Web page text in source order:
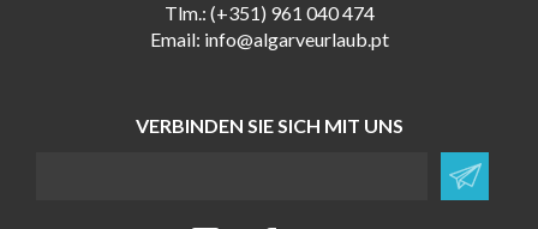
Tlm.: (+351) 961 040 474
Email: info@algarveurlaub.pt
VERBINDEN SIE SICH MIT UNS